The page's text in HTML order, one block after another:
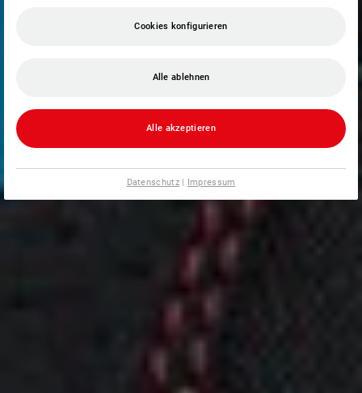
Cookies konfigurieren
Alle ablehnen
Alle akzeptieren
Datenschutz| Impressum